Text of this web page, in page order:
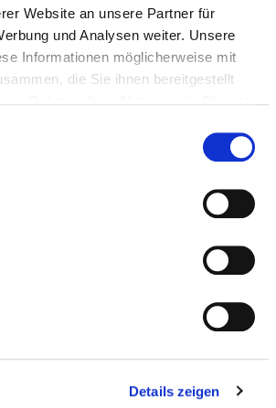
Website an unsere Partner für
und Analysen weiter. Unsere
Informationen möglicherweise mit
die Sie ihnen bereitgestellt
Details zeigen
Anfahrt